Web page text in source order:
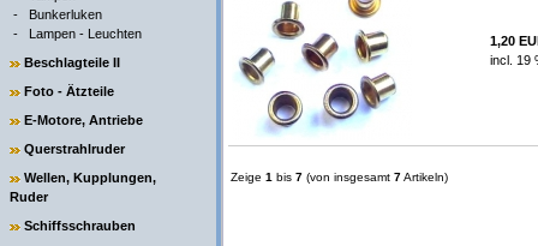
- Bunkerluken
- Lampen - Leuchten
Beschlagteile II
Foto - Ätzteile
E-Motore, Antriebe
Querstrahlruder
Wellen, Kupplungen,
Ruder
Schiffsschrauben
1,20
incl. 19
Zeige 1 bis 7 (von insgesamt 7Artikeln)